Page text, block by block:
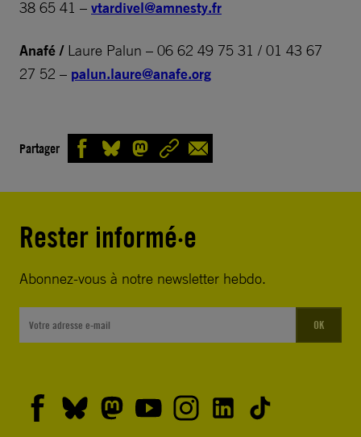
38 65 41 – vtardivel@amnesty.fr
Anafé / Laure Palun – 06 62 49 75 31 / 01 43 67
27 52 – palun.laure@anafe.org
Partager
Rester informé·e
Abonnez-vous à notre newsletter hebdo.
OK